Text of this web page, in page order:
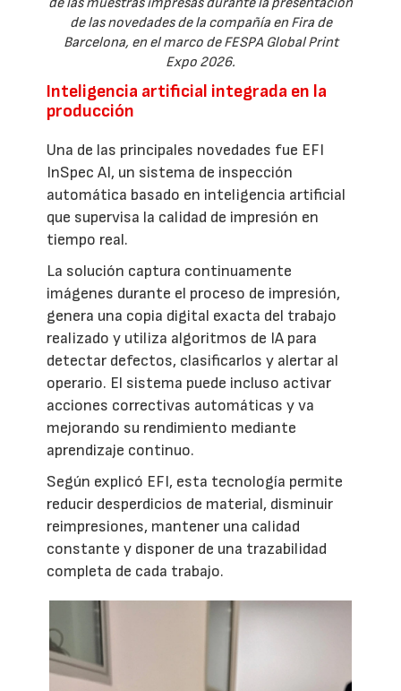
de las muestras impresas durante la presentación
de las novedades de la compañía en Fira de
Barcelona, en el marco de FESPA Global Print
Expo 2026.
Inteligencia artificial integrada en la
producción
Una de las principales novedades fue EFI
InSpec AI, un sistema de inspección
automática basado en inteligencia artificial
que supervisa la calidad de impresión en
tiempo real.
La solución captura continuamente
imágenes durante el proceso de impresión,
genera una copia digital exacta del trabajo
realizado y utiliza algoritmos de IA para
detectar defectos, clasificarlos y alertar al
operario. El sistema puede incluso activar
acciones correctivas automáticas y va
mejorando su rendimiento mediante
aprendizaje continuo.
Según explicó EFI, esta tecnología permite
reducir desperdicios de material, disminuir
reimpresiones, mantener una calidad
constante y disponer de una trazabilidad
completa de cada trabajo.